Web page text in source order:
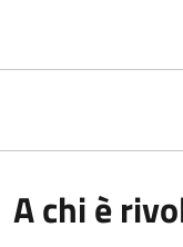
A chi è